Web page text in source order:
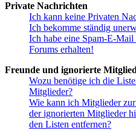
Private Nachrichten
Ich kann keine Privaten
Ich bekomme ständig
Ich habe eine Spam-E-
Forums erhalten!
Freunde und ignorierte
Wozu benötige ich die
Mitglieder?
Wie kann ich Mitglieder
der ignorierten Mitglieder
den Listen entfernen?